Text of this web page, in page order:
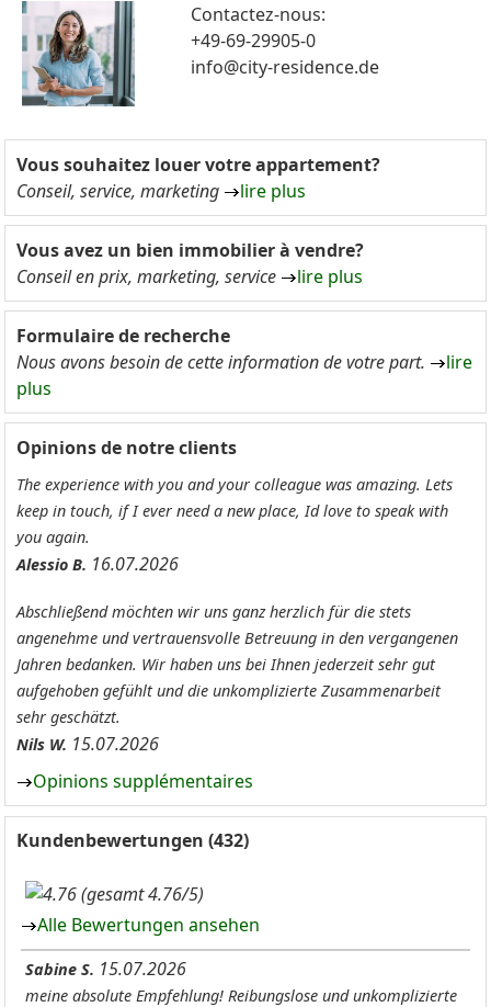
Contactez-nous:
+49-69-29905-0
info@city-residence.de
Vous souhaitez louer votre appartement?
Conseil, service, marketing
lire plus
Vous avez un bien immobilier à vendre?
Conseil en prix, marketing, service
lire plus
Formulaire de recherche
Nous avons besoin de cette information de votre part.
lire
plus
Opinions de notre clients
The experience with you and your colleague was amazing. Lets
keep in touch, if I ever need a new place, Id love to speak with
you again.
Alessio B. 16.07.2026
Abschließend möchten wir uns ganz herzlich für die stets
angenehme und vertrauensvolle Betreuung in den vergangenen
Jahren bedanken. Wir haben uns bei Ihnen jederzeit sehr gut
aufgehoben gefühlt und die unkomplizierte Zusammenarbeit
sehr geschätzt.
Nils W. 15.07.2026
Opinions supplémentaires
Kundenbewertungen (432)
(gesamt 4.76/5)
Alle Bewertungen ansehen
Sabine S. 15.07.2026
meine absolute Empfehlung! Reibungslose und unkomplizierte